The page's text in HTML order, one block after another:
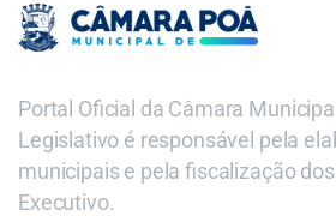
Portal Oficial da Câmara
Legislativo é responsável pela
municipais e pela fiscalização
Executivo.